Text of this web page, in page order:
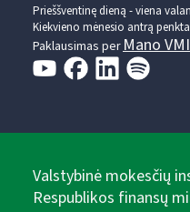
Prieššventinę dieną - viena
Kiekvieno mėnesio antrą
Paklausimas perMano VMI
Valstybinė mokesčių
Respublikos finansų